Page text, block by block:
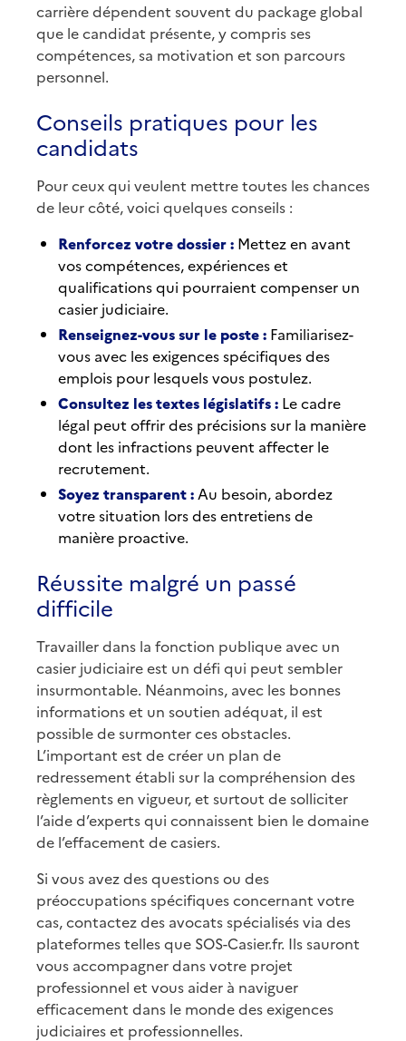
carrière dépendent souvent du package global
que le candidat présente, y compris ses
compétences, sa motivation et son parcours
personnel.
Conseils pratiques pour les
candidats
Pour ceux qui veulent mettre toutes les chances
de leur côté, voici quelques conseils :
Renforcez votre dossier : Mettez en avant
vos compétences, expériences et
qualifications qui pourraient compenser un
casier judiciaire.
Renseignez-vous sur le poste : Familiarisez-
vous avec les exigences spécifiques des
emplois pour lesquels vous postulez.
Consultez les textes législatifs : Le cadre
légal peut offrir des précisions sur la manière
dont les infractions peuvent affecter le
recrutement.
Soyez transparent : Au besoin, abordez
votre situation lors des entretiens de
manière proactive.
Réussite malgré un passé
difficile
Travailler dans la fonction publique avec un
casier judiciaire est un défi qui peut sembler
insurmontable. Néanmoins, avec les bonnes
informations et un soutien adéquat, il est
possible de surmonter ces obstacles.
L’important est de créer un plan de
redressement établi sur la compréhension des
règlements en vigueur, et surtout de solliciter
l’aide d’experts qui connaissent bien le domaine
de l’effacement de casiers.
Si vous avez des questions ou des
préoccupations spécifiques concernant votre
cas, contactez des avocats spécialisés via des
plateformes telles que SOS-Casier.fr. Ils sauront
vous accompagner dans votre projet
professionnel et vous aider à naviguer
efficacement dans le monde des exigences
judiciaires et professionnelles.